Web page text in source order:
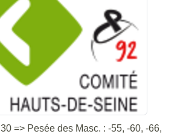
=> Pesée des Masc. : -55, -60, -66,